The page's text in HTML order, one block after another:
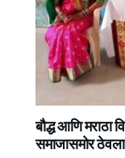
बौद्ध आणि मराठा
समाजासमोर